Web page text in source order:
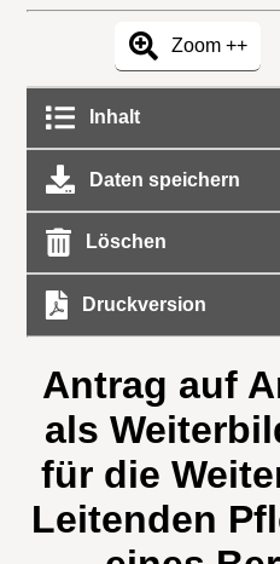
Zoom ++
Inhalt
Daten speichern
Löschen
Druckversion
Antrag auf
als
für die
Leitenden